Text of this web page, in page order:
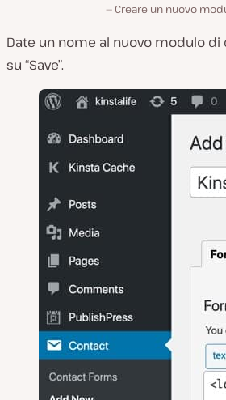
Creare un nuovo
Date un nome al nuovo modulo
su “Save”.